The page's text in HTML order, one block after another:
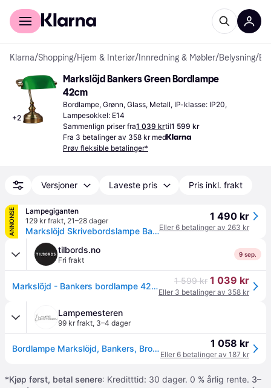
For kunder
Klarna/Shopping/Hjem & Interiør/ Innredning & Møbler/Belysning/
+2
Markslöjd Bankers Green Bordlampe
42cm
Bordlampe, Grønn, Glass, Metall, IP-klasse: IP20,
Lampesokkel: E14
Sammenlign priser fra1 039 krtil1 599 kr
Fra 3 betalinger av 358 kr med
Prøv fleksible betalinger*
Versjoner Laveste pris Pris inkl. frakt
ANNONSE
Lampegiganten
129 kr frakt, 21–28 dager
Markslöjd Skrivebordslampe Bankers, Bronse / messing, Stue / spisestue, Metall, Antikk, Bordlampe skjerm
1 490 kr
Eller 6 betalinger av 263 kr
tilbords.no
Fri frakt
9 sep.
Markslöjd - Bankers bordlampe 42 cm antikk/grønn 1 599 kr 1 039 kr
Eller 3 betalinger av 358 kr
Lampemesteren
99 kr frakt, 3–4 dager
Bordlampe Markslöjd, Bankers, Bronse / messing, Stue, Metall, Antikk 1 058 kr
Eller 6 betalinger av 187 kr
*Kjøp først, betal senere: Kreditttid: 30 dager. 0 % årlig rente. 3–